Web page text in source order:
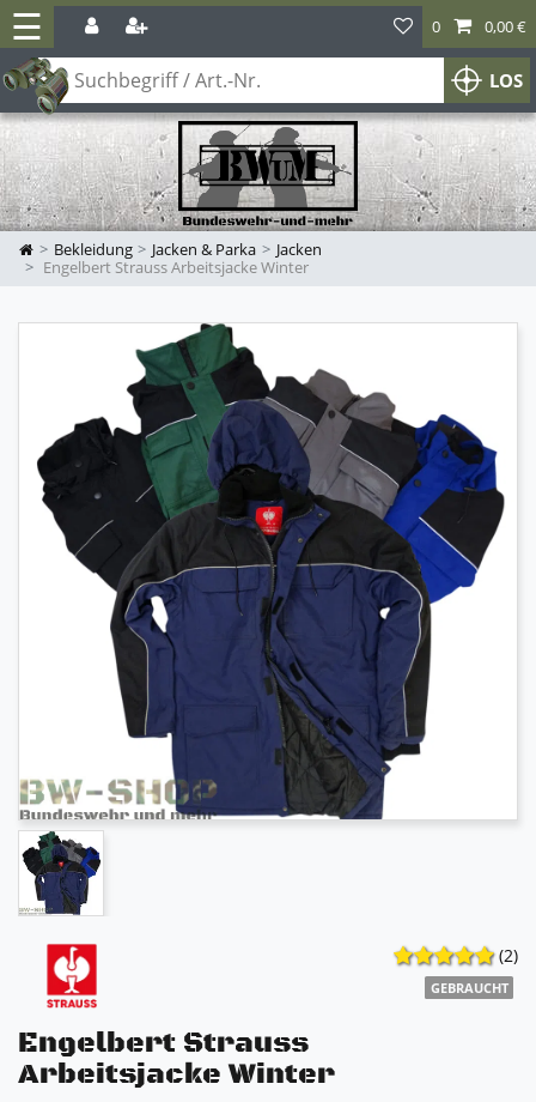
☰
LOS
0 0,00 €
Bekleidung Jacken & Parka
Jacken
Engelbert Strauss Arbeitsjacke Winter
(2)
GEBRAUCHT
Engelbert Strauss
Arbeitsjacke Winter